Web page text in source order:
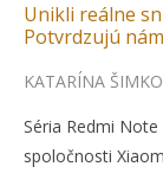
Unikli reálne
Potvrdzujú
KATARÍNA
Séria Redmi
spoločnosti